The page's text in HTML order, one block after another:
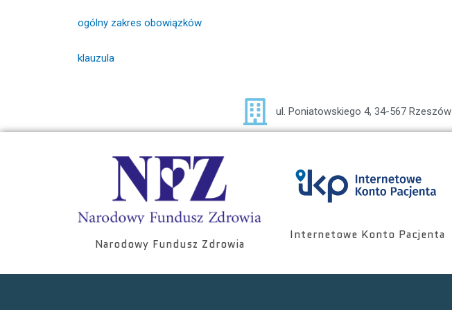
ogólny zakres obowiązków
klauzula
ul. Poniatowskiego 4, 34-567 Rzeszów
Narodowy Fundusz Zdrowia
Internetowe Konto Pacjenta